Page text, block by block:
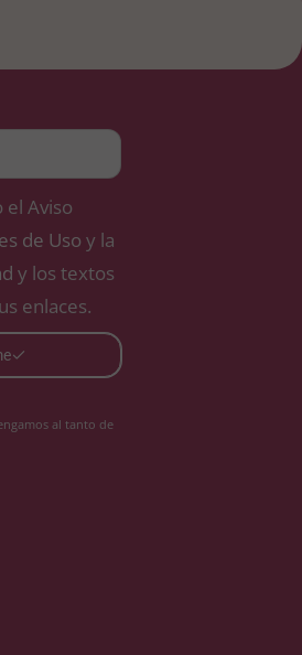
el Aviso
de Uso y la
y los textos
enlaces.
al tanto de